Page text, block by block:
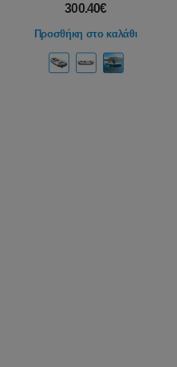
300.40€
Προσθήκη στο καλάθι